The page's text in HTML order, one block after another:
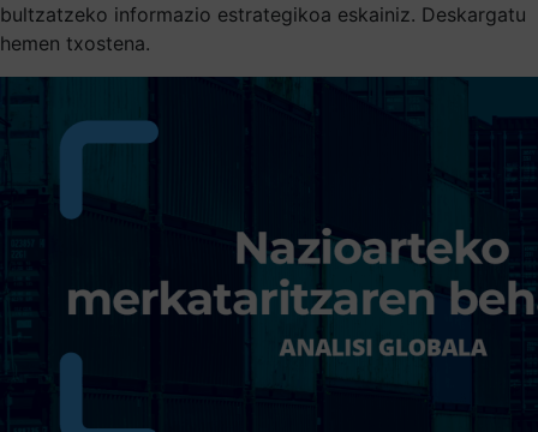
bultzatzeko informazio estrategikoa eskainiz. Deskargatu
hemen txostena.